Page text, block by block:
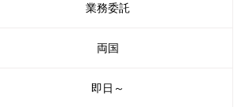
業務委託
両国
即日～